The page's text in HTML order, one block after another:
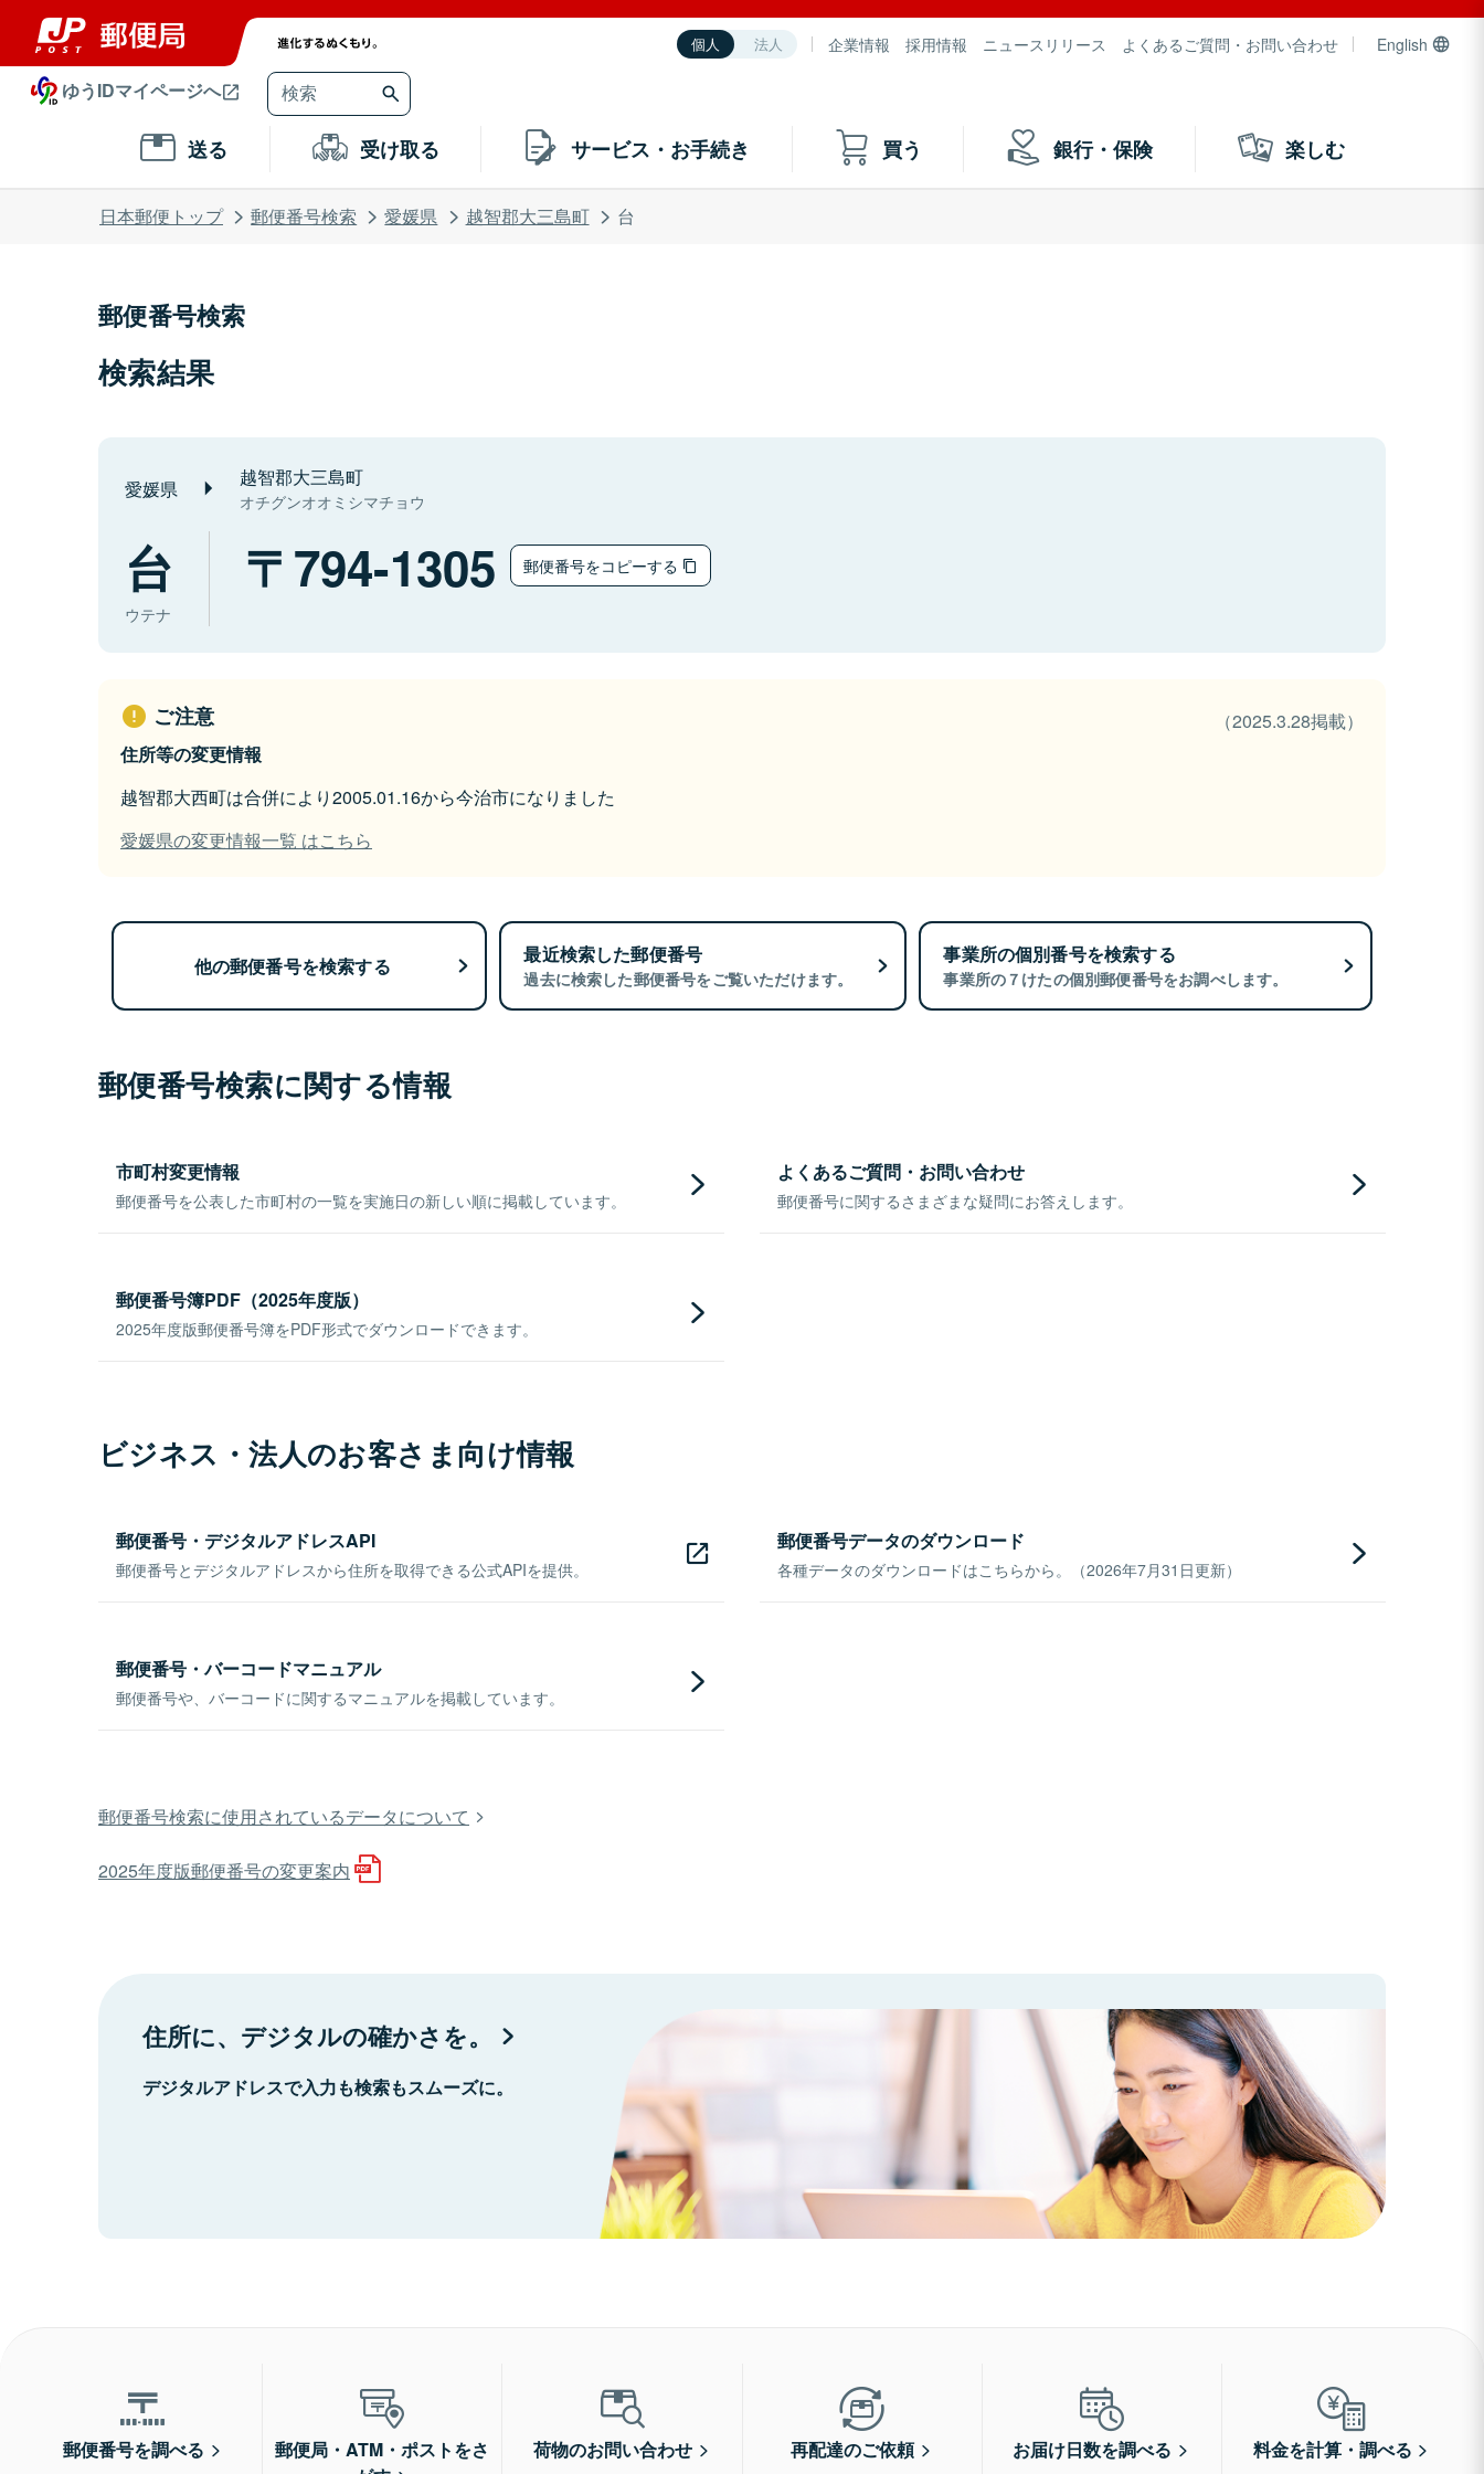
個人 法人 企業情報 採用情報 ニュースリリース よくあるご質問・お問い合わせ English
ゆうIDマイページへ
送る 受け取る サービス・お手続き 買う 銀行・保険 楽しむ
日本郵便トップ 郵便番号検索 愛媛県 越智郡大三島町 台
郵便番号検索
検索結果
愛媛県 越智郡大三島町
オチグンオオミシマチョウ
台
ウテナ
794-1305 郵便番号をコピーする
ご注意
（2025.3.28掲載）
住所等の変更情報
越智郡大西町は合併により2005.01.16から今治市になりました
愛媛県の変更情報一覧 はこちら
他の郵便番号を検索する 最近検索した郵便番号
過去に検索した郵便番号をご覧いただけます。
事業所の個別番号を検索する
事業所の７けたの個別郵便番号をお調べします。
郵便番号検索に関する情報
市町村変更情報
郵便番号を公表した市町村の一覧を実施日の新しい順に掲載しています。
よくあるご質問・お問い合わせ
郵便番号に関するさまざまな疑問にお答えします。
郵便番号簿PDF（2025年度版）
2025年度版郵便番号簿をPDF形式でダウンロードできます。
ビジネス・法人のお客さま向け情報
郵便番号・デジタルアドレスAPI
郵便番号とデジタルアドレスから住所を取得できる公式APIを提供。
郵便番号データのダウンロード
各種データのダウンロードはこちらから。（2026年7月31日更新）
郵便番号・バーコードマニュアル
郵便番号や、バーコードに関するマニュアルを掲載しています。
郵便番号検索に使用されているデータについて
2025年度版郵便番号の変更案内
住所に、デジタルの確かさを。
デジタルアドレスで入力も検索もスムーズに。
郵便番号を調べる
郵便局・ATM・ポストをさ
荷物のお問い合わせ 再配達のご依頼 お届け日数を調べる 料金を計算・調べる